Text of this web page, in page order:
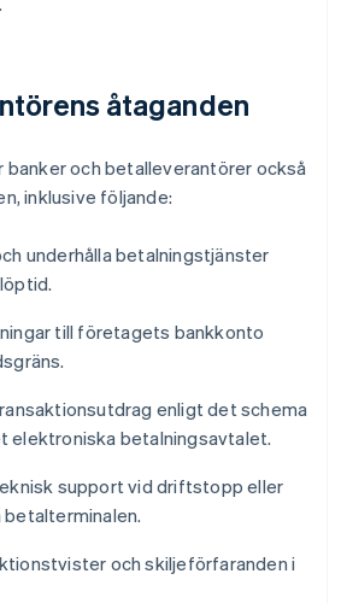
åtaganden
banker och betalleverantörer också
inklusive följande:
underhålla betalningstjänster
till företagets bankkonto
enligt det schema
elektroniska betalningsavtalet.
support vid driftstopp eller
och skiljeförfaranden i